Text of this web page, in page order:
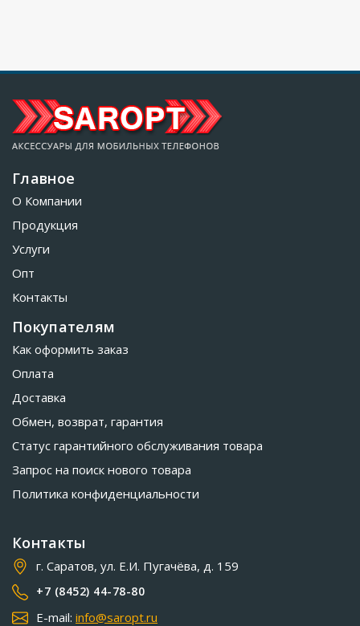
Главное
О Компании
Продукция
Услуги
Опт
Контакты
Покупателям
Как оформить заказ
Оплата
Доставка
Обмен, возврат, гарантия
Статус гарантийного обслуживания товара
Запрос на поиск нового товара
Политика конфиденциальности
Контакты
г. Саратов, ул. Е.И. Пугачёва, д. 159
+7 (8452) 44-78-80
E-mail: info@saropt.ru